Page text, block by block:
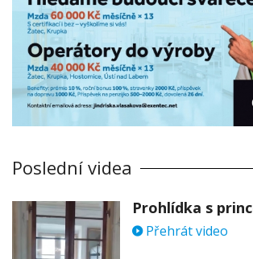
Poslední videa
Přehrát video